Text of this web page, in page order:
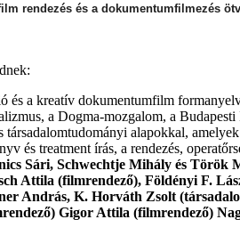
rendezés és a dokumentumfilmezés
és a kreatív dokumentumfilm
a Dogma-mozgalom, a
alapokkal,
és treatment írás, a rendezés,
Sári, Schwechtje Mihály és Török
Attila (filmrendező), Földényi F.
András, K. Horváth Zsolt
Gigor Attila (filmrendező)